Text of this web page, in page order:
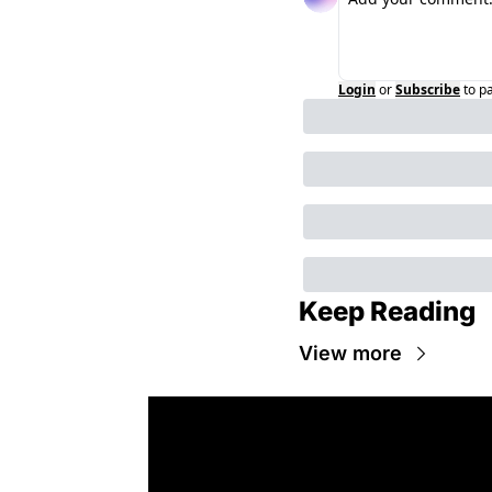
Login orSubscribeto
Keep Reading
View more